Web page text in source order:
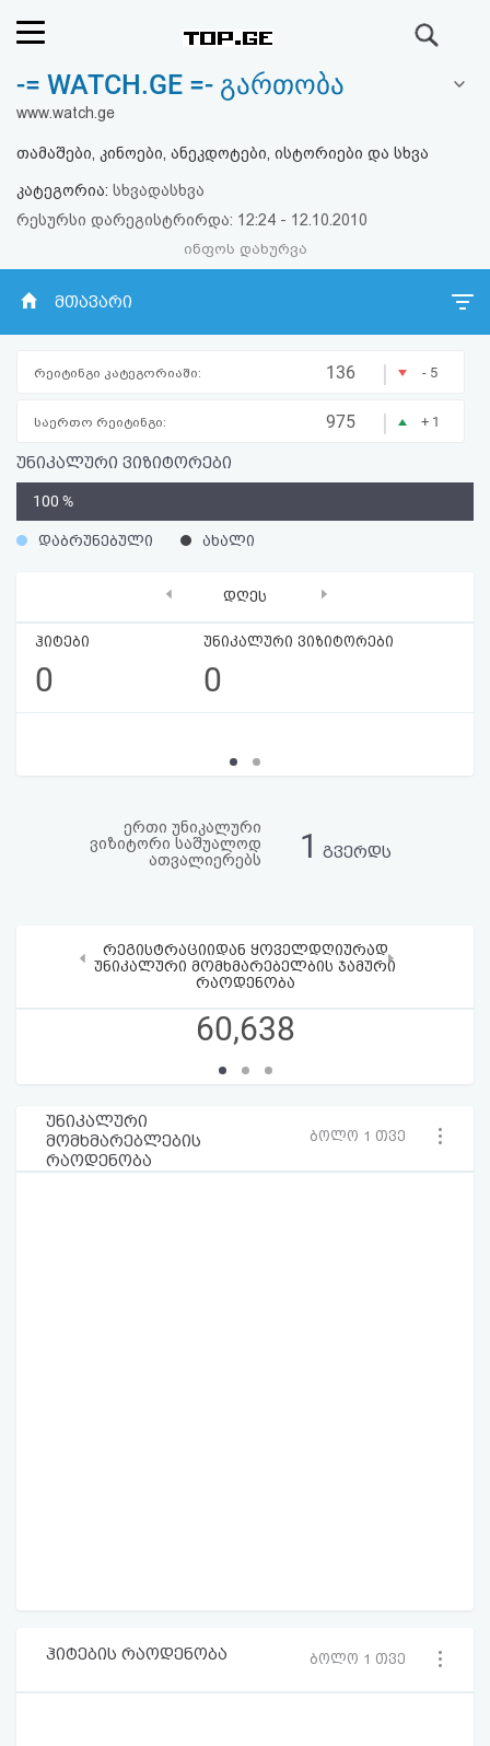
რეიტინგი
ფოსტა
პასუხი
პაროლის
აღდგენა
სალიცენზიო
-= WATCH.GE =- გართობა
www.watch.ge
თამაშები, კინოები, ანეკდოტები, ისტორიები და სხვა
კატეგორია: სხვადასხვა
რესურსი დარეგისტრირდა: 12:24 - 12.10.2010
ინფოს დახურვა
მთავარი
რეიტინგი კატეგორიაში: 136 | - 5
საერთო რეიტინგი: 975 | + 1
უნიკალური ვიზიტორები
%
100 %
დაბრუნებული ახალი
დღეს
ჰიტები
0
უნიკალური ვიზიტორები
0
‹ ›
ერთი უნიკალური
ვიზიტორი საშუალოდ
ათვალიერებს
1 გვერდს
რეგისტრაციიდან ყოველდღიურად
უნიკალური მომხმარებელბის ჯამური
რაოდენობა
60,638
‹ ›
უნიკალური
მომხმარებლების
რაოდენობა
ბოლო 1 თვე
ჰიტების რაოდენობა ბოლო 1 თვე